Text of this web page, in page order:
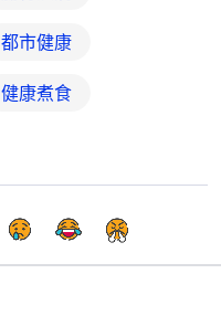
都市健康
健康煮食